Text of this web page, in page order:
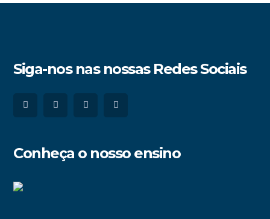
Siga-nos nas nossas Redes Sociais
Conheça o nosso ensino